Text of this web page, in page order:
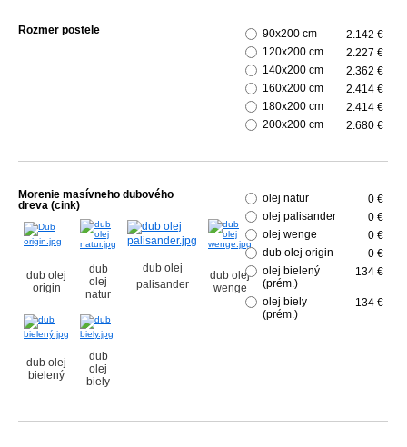
Rozmer postele 90x200 cm
2.142 €
120x200 cm
2.227 €
140x200 cm
2.362 €
160x200 cm
2.414 €
180x200 cm
2.414 €
200x200 cm
2.680 €
Morenie masívneho dubového
dreva (cink)
dub olej
origin
dub
olej
natur
dub olej
palisander
dub olej
wenge
dub olej
bielený
dub
olej
biely
olej natur
0 €
olej palisander
0 €
olej wenge
0 €
dub olej origin
0 €
olej bielený
(prém.)
134 €
olej biely
(prém.)
134 €